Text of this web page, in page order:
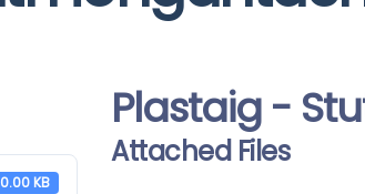
0.00 KB
Plastaig -
Attached Files